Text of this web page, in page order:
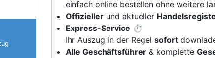
einfach online bestellen ohne weitere
Offizieller und aktueller
Express-Service ⏱️
Ihr Auszug in der Regel sofort
Alle Geschäftsführer & komplette